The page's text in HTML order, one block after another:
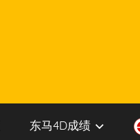
东马4D成绩